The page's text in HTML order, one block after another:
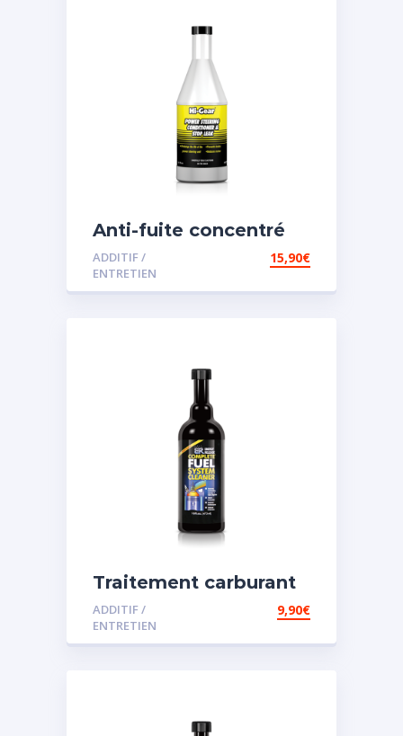
Anti-fuite concentré
pour direction
assistée
ADDITIF /
ENTRETIEN
15,90€
Traitement carburant
diesel et essence
ADDITIF /
ENTRETIEN
9,90€